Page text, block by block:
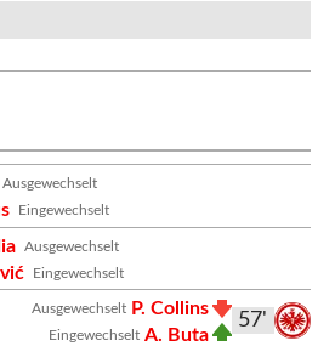
Ausgewechselt
Eingewechselt
Ausgewechselt
Eingewechselt
57'
Ausgewechselt P. Collins
Eingewechselt A. Buta